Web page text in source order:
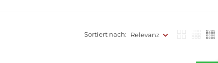
Sortiert nach: Relevanz